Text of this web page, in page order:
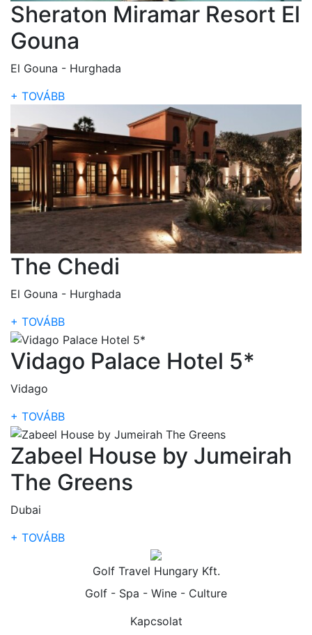
Sheraton Miramar Resort El
Gouna
El Gouna - Hurghada
+ TOVÁBB
The Chedi
El Gouna - Hurghada
+ TOVÁBB
Vidago Palace Hotel 5*
Vidago
+ TOVÁBB
Zabeel House by Jumeirah
The Greens
Dubai
+ TOVÁBB
Golf Travel Hungary Kft.
Golf - Spa - Wine - Culture
Kapcsolat